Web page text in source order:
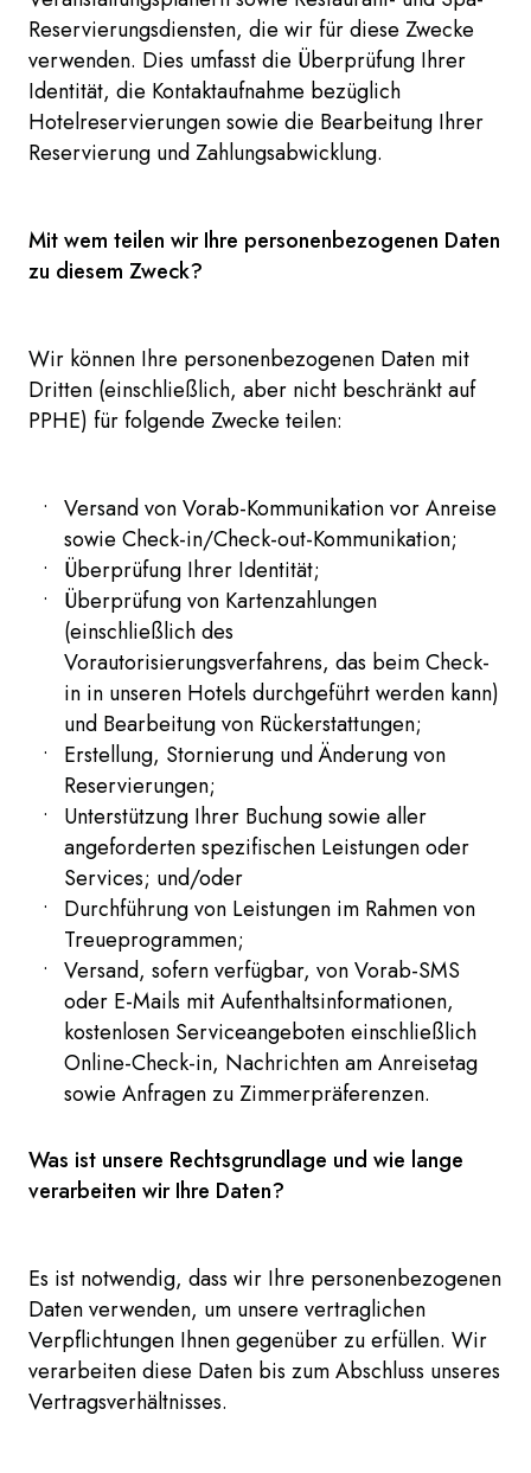
Reservierungsdiensten, die wir für diese Zwecke
verwenden. Dies umfasst die Überprüfung Ihrer
Identität, die Kontaktaufnahme bezüglich
Hotelreservierungen sowie die Bearbeitung Ihrer
Reservierung und Zahlungsabwicklung.
Mit wem teilen wir Ihre personenbezogenen Daten
zu diesem Zweck?
Wir können Ihre personenbezogenen Daten mit
Dritten (einschließlich, aber nicht beschränkt auf
PPHE) für folgende Zwecke teilen:
Versand von Vorab-Kommunikation vor Anreise
sowie Check-in/Check-out-Kommunikation;
Überprüfung Ihrer Identität;
Überprüfung von Kartenzahlungen
(einschließlich des
Vorautorisierungsverfahrens, das beim Check-
in in unseren Hotels durchgeführt werden kann)
und Bearbeitung von Rückerstattungen;
Erstellung, Stornierung und Änderung von
Reservierungen;
Unterstützung Ihrer Buchung sowie aller
angeforderten spezifischen Leistungen oder
Services; und/oder
Durchführung von Leistungen im Rahmen von
Treueprogrammen;
Versand, sofern verfügbar, von Vorab-SMS
oder E-Mails mit Aufenthaltsinformationen,
kostenlosen Serviceangeboten einschließlich
Online-Check-in, Nachrichten am Anreisetag
sowie Anfragen zu Zimmerpräferenzen.
Was ist unsere Rechtsgrundlage und wie lange
verarbeiten wir Ihre Daten?
Es ist notwendig, dass wir Ihre personenbezogenen
Daten verwenden, um unsere vertraglichen
Verpflichtungen Ihnen gegenüber zu erfüllen. Wir
verarbeiten diese Daten bis zum Abschluss unseres
Vertragsverhältnisses.